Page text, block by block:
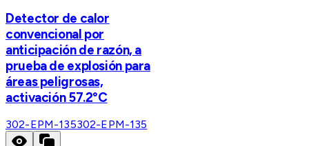
Detector de calor
convencional por
anticipación de razón, a
prueba de explosión para
áreas peligrosas,
activación 57.2°C
302-EPM-135302-EPM-135